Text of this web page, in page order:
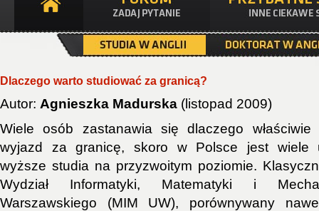
Dlaczego warto studiować za granicą?
Autor: Agnieszka Madurska (listopad 2009)
Wiele osób zastanawia się dlaczego
wyjazd za granicę, skoro w Polsce jest wiele
wyższe studia na przyzwoitym poziomie.
Wydział Informatyki, Matematyki i
Warszawskiego (MIM UW), porównywany